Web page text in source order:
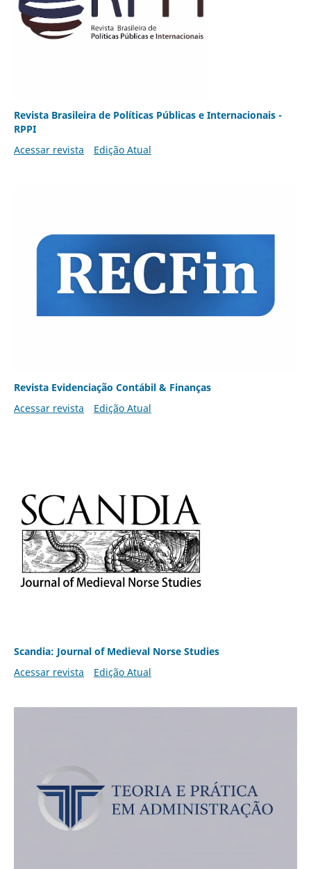
Revista Brasileira de Políticas Públicas e Internacionais -
RPPI
Acessar revista
Edição Atual
Revista Evidenciação Contábil & Finanças
Acessar revista
Edição Atual
Scandia: Journal of Medieval Norse Studies
Acessar revista
Edição Atual